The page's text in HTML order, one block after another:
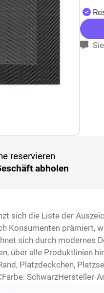
reservieren
abholen
sich die Liste der
Konsumenten prämiert,
sich durch modernes
über alle Produktlinien
Platzdeckchen,
SchwarzHersteller-